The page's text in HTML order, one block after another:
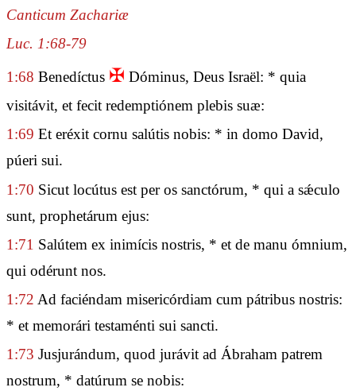
Canticum Zachariæ
Luc. 1:68-79
1:68 Benedíctus ✠ Dóminus, Deus Israël: * quia
visitávit, et fecit redemptiónem plebis suæ:
1:69 Et eréxit cornu salútis nobis: * in domo David,
púeri sui.
1:70 Sicut locútus est per os sanctórum, * qui a sǽculo
sunt, prophetárum ejus:
1:71 Salútem ex inimícis nostris, * et de manu ómnium,
qui odérunt nos.
1:72 Ad faciéndam misericórdiam cum pátribus nostris:
* et memorári testaménti sui sancti.
1:73 Jusjurándum, quod jurávit ad Ábraham patrem
nostrum, * datúrum se nobis: